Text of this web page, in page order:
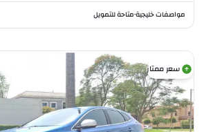
مواصفات خليجية•متاحة للتمويل
سعر ممتاز